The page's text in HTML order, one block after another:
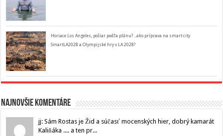
Horiace Los Angeles, požiar podľa plánu? ..ako príprava na smart city
SmartLA2028 a Olympijské hry v LA 2028?
Najnovšie komentáre
jj: Sám Rostas je Žid a súčasť mocenských hier, dobrý kamarát
Kaliňáka .... a ten pr...